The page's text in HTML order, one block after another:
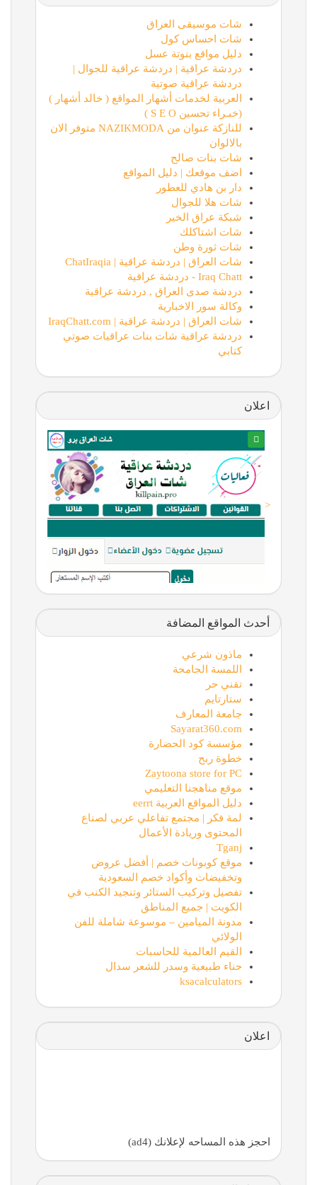
شات موسيقى العراق
شات احساس كول
دليل مواقع بنوتة عسل
دردشة عراقية | دردشة عراقية للجوال |
دردشة عراقية صوتية
العربية لخدمات أشهار المواقع ( خالد أشهار )
(خبـراء تحسين S E O )
للنازكة عنوان من NAZIKMODA متوفر الان
بالالوان
شات بنات صالح
اضف موقعك | دليل المواقع
دار بن هادي للعطور
شات هلا للجوال
شبكة عراق الخير
شات اشتاكلك
شات ثورة وطن
شات العراق | دردشة عراقية | ChatIraqia
Iraq Chatt - دردشة عراقية
دردشة صدى العراق , دردشة عراقية
وكالة سور الاخبارية
شات العراق | دردشة عراقية | IraqChatt.com
دردشة عراقية شات بنات عراقيات صوتي
كتابي
اعلان
<
أحدث المواقع المضافة
ماذون شرعي
اللمسة الجامحة
تقني حر
ستارتايم
جامعة المعارف
Sayarat360.com
مؤسسة كود الحضارة
خطوة ربح
Zaytoona store for PC
موقع مناهجنا التعليمي
دليل المواقع العربية eerrt
لمة فكر | مجتمع تفاعلي عربي لصناع
المحتوى وريادة الأعمال
Tganj
موقع كوبونات خصم | أفضل عروض
وتخفيضات وأكواد خصم السعودية
تفصيل وتركيب الستائر وتنجيد الكنب في
الكويت | جميع المناطق
مدونة الميامين – موسوعة شاملة للفن
الولائي
القيم العالمية للحاسبات
حناء طبيعية وسدر للشعر سدال
ksacalculators
اعلان
احجز هذه المساحه لإعلانك (ad4)